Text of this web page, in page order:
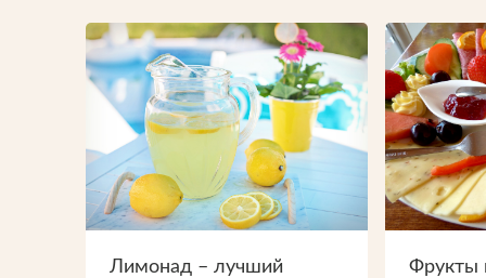
Лимонад – лучший
Фрукты